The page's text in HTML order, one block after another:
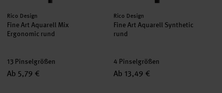
Hersteller:
Rico Design
Fine Art Aquarell Mix
Ergonomic rund
13 Pinselgrößen
Ab 5,79 €
Hersteller:
Rico Design
Fine Art Aquarell Synthetic
rund
4 Pinselgrößen
Ab 13,49 €